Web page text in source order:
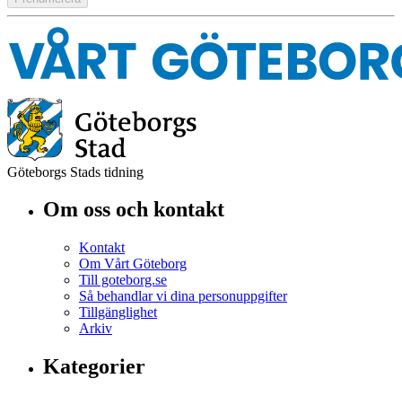
Göteborgs Stads tidning
Om oss och kontakt
Kontakt
Om Vårt Göteborg
Till goteborg.se
Så behandlar vi dina personuppgifter
Tillgänglighet
Arkiv
Kategorier